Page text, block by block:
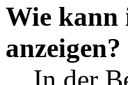
Wie kann
anzeigen?